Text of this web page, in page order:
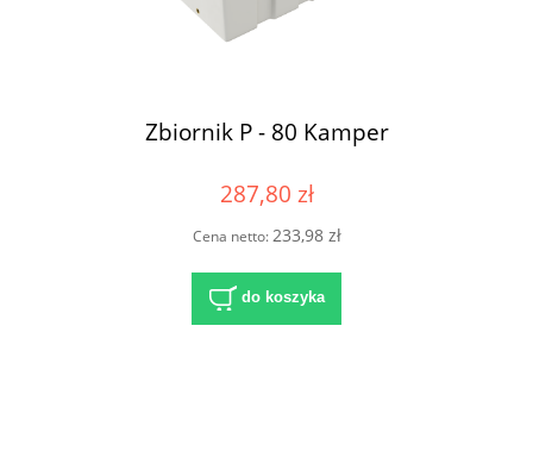
Zbiornik P - 80 Kamper
287,80 zł
Cena netto:233,98 zł
do koszyka